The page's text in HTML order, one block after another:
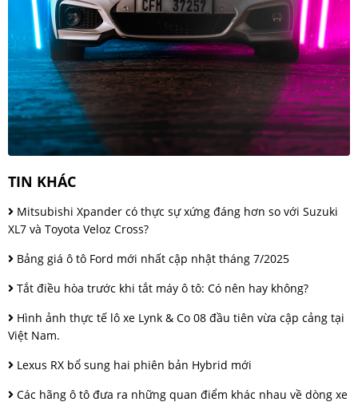
TIN KHÁC
Mitsubishi Xpander có thực sự xứng đáng hơn so với Suzuki
XL7 và Toyota Veloz Cross?
Bảng giá ô tô Ford mới nhất cập nhật tháng 7/2025
Tắt điều hòa trước khi tắt máy ô tô: Có nên hay không?
Hình ảnh thực tế lô xe Lynk & Co 08 đầu tiên vừa cập cảng tại
Việt Nam.
Lexus RX bổ sung hai phiên bản Hybrid mới
Các hãng ô tô đưa ra những quan điểm khác nhau về dòng xe